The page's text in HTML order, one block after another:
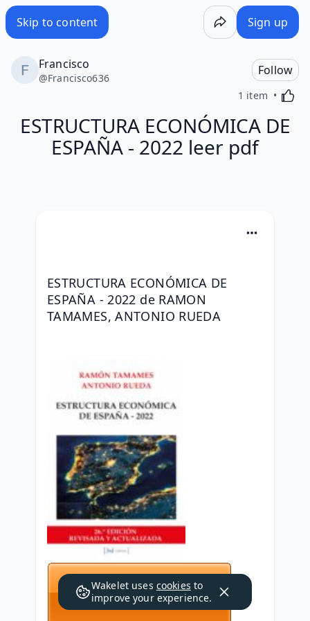
Skip to content Sign up
Francisco
@Francisco636
Follow
1 item
ESTRUCTURA ECONÓMICA DE
ESPAÑA - 2022 leer pdf
ESTRUCTURA ECONÓMICA DE
ESPAÑA - 2022 de RAMON
TAMAMES, ANTONIO RUEDA
Wakelet uses cookies to
improve your experience.